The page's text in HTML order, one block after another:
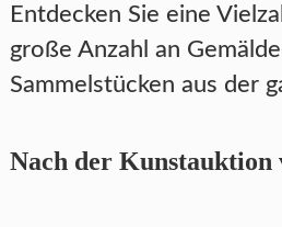
Entdecken Sie eine
große Anzahl an
Sammelstücken aus der
Nach der Kunstauktion